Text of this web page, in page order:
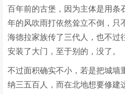
百年前的古堡，因为主体是用条
年的风吹雨打依然耸立不倒，只
海德拉家族传了三代人，也不过
安装了大门，至于别的，没了。
不过面积确实不小，若是把城墙
纳三五百人，而在北地想要修建